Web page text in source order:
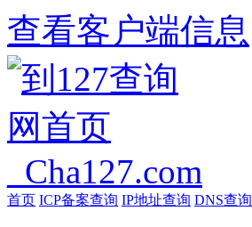
查看客户端信息
首页 ICP备案查询 IP地址查询 DNS查询